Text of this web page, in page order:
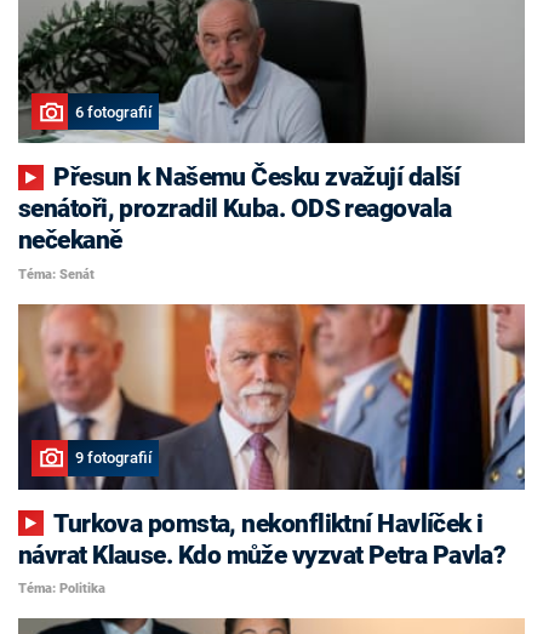
6 fotografií
senátoři, prozradil Kuba. ODS reagovala
nečekaně
Téma: Senát
9 fotografií
Turkova pomsta, nekonfliktní Havlíček i
návrat Klause. Kdo může vyzvat Petra Pavla?
Téma: Politika